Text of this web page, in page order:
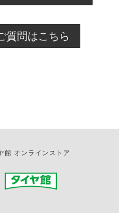
ぎている場合のご予約
接ご予約の店舗まで
質問はこちら
館 オンラインストア